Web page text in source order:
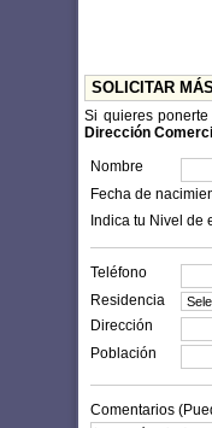
SOLICITAR
Si quieres
Dirección
Nombre
Fecha de
Indica tu Nivel de
Teléfono
Residencia
Dirección
Población
Comentarios